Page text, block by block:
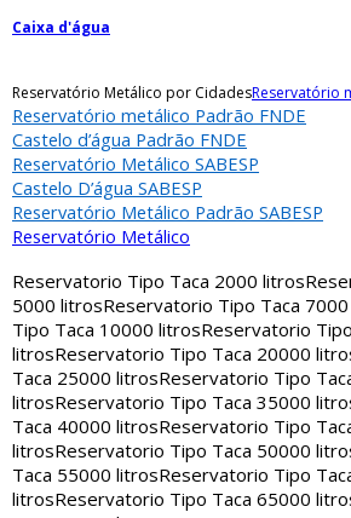
Caixa d'água
Reservatório Metálico por CidadesReservatório
Reservatório metálico Padrão FNDE
Castelo d’água Padrão FNDE
Reservatório Metálico SABESP
Castelo D’água SABESP
Reservatório Metálico Padrão SABESP
Reservatório Metálico
Reservatorio Tipo Taca 2000 litros
5000 litrosReservatorio Tipo Taca
Tipo Taca 10000 litrosReservatorio
litrosReservatorio Tipo Taca 20000
Taca 25000 litrosReservatorio Tipo
litrosReservatorio Tipo Taca 35000
Taca 40000 litrosReservatorio Tipo
litrosReservatorio Tipo Taca 50000
Taca 55000 litrosReservatorio Tipo
litrosReservatorio Tipo Taca 65000